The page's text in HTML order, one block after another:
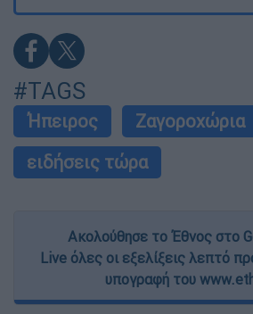
#TAGS
Ήπειρος
Ζαγοροχώρια
ειδήσεις τώρα
Ακολούθησε το Έθνος στο
Live όλες οι εξελίξεις λεπτό
υπογραφή του